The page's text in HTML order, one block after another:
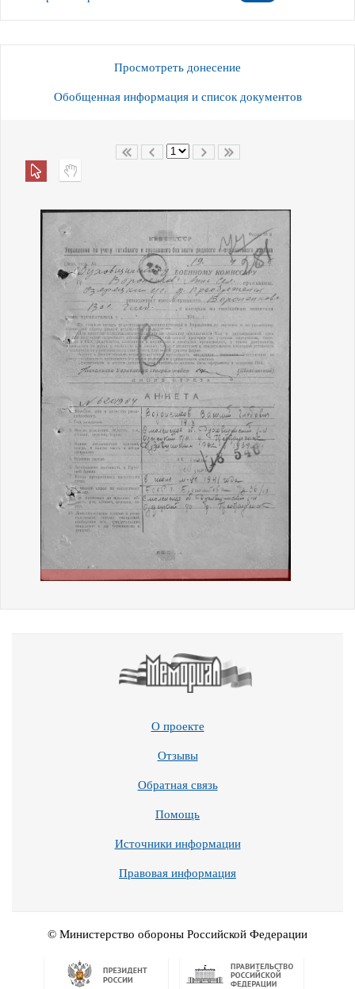
Просмотреть донесение
Обобщенная информация и список документов
О проекте
Отзывы
Обратная связь
Помощь
Источники информации
Правовая информация
© Министерство обороны Российской Федерации